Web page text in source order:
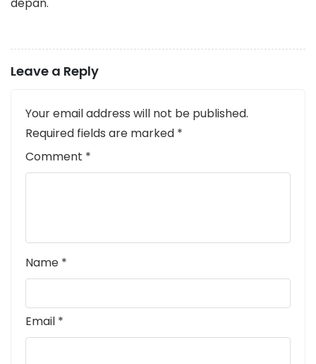
depan.
Leave a Reply
Your email address will not be published.
Required fields are marked *
Comment *
Name *
Email *